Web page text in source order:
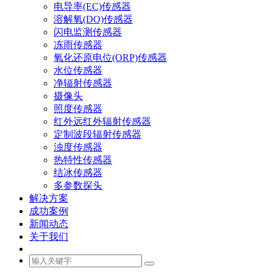
电导率(EC)传感器
溶解氧(DO)传感器
闪电监测传感器
冻雨传感器
氧化还原电位(ORP)传感器
水位传感器
净辐射传感器
摄像头
照度传感器
红外远红外辐射传感器
定制波段辐射传感器
浊度传感器
热特性传感器
结冰传感器
多参数探头
解决方案
成功案例
新闻动态
关于我们